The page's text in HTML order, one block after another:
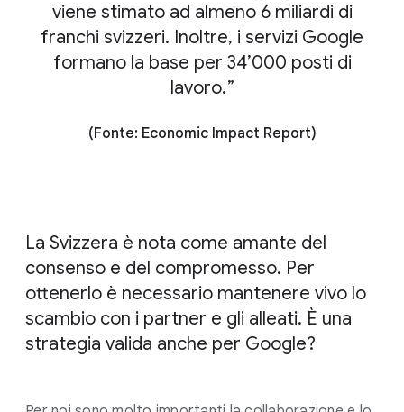
viene stimato ad almeno 6 miliardi di
franchi svizzeri. Inoltre, i servizi Google
formano la base per 34’000 posti di
lavoro.
(Fonte: Economic Impact Report)
La Svizzera è nota come amante del
consenso e del compromesso. Per
ottenerlo è necessario mantenere vivo lo
scambio con i partner e gli alleati. È una
strategia valida anche per Google?